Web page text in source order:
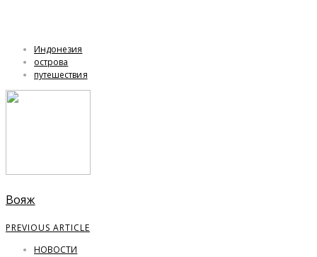
Индонезия
острова
путешествия
Вояж
PREVIOUS ARTICLE
НОВОСТИ